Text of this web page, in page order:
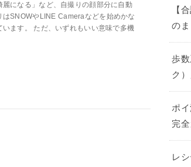
麗になる」など、自撮りの顔部分に自動
SNOWやLINE Cameraなどを始めかな
います。 ただ、いずれもいい意味で多機
【
の
歩
ク
ポ
完
レ